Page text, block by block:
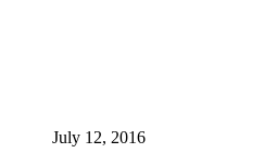
July 12, 2016